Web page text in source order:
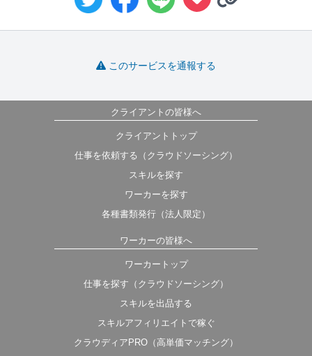
このサービスを通報する
クライアントの皆様へ
クライアントトップ
仕事を依頼する（クラウドソーシング）
スキルを探す
ワーカーを探す
各種書類発行（法人限定）
ワーカーの皆様へ
ワーカートップ
仕事を探す（クラウドソーシング）
スキルを出品する
スキルアフィリエイトで稼ぐ
クラウディアPRO（高単価マッチング）